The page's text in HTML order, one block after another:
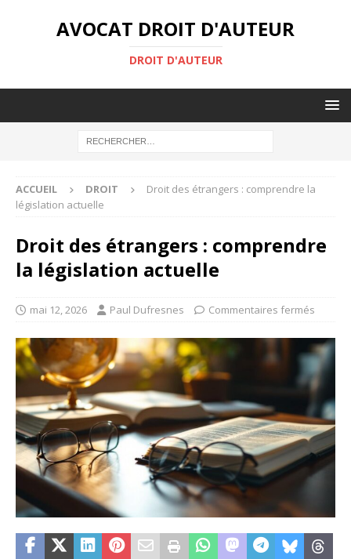
AVOCAT DROIT D'AUTEUR
DROIT D'AUTEUR
ACCUEIL DROIT
Droit des étrangers : comprendre la
législation actuelle
Droit des étrangers : comprendre
la législation actuelle
mai 12, 2026 Paul Dufresnes Commentaires fermés